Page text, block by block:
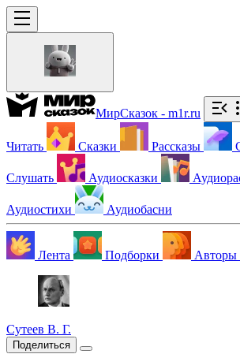
МирСказок - m1r.ru
Читать Сказки Рассказы
Слушать Аудиосказки
Аудиостихи Аудиобасни
Лента Подборки Авторы
Сутеев В. Г.
Поделиться